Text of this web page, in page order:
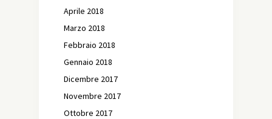
Aprile 2018
Marzo 2018
Febbraio 2018
Gennaio 2018
Dicembre 2017
Novembre 2017
Ottobre 2017